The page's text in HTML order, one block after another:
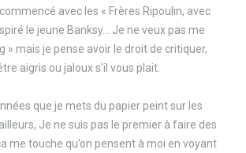
avec les « Frères Ripoulin, avec
le jeune Banksy… Je ne veux pas me
» mais je pense avoir le droit de critiquer,
aigris ou jaloux s'il vous plait.
que je mets du papier peint sur les
Je ne suis pas le premier à faire des
me touche qu’on pensent à moi en voyant